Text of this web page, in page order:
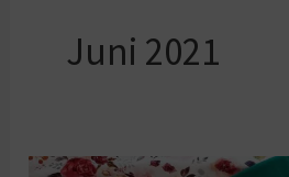
Juni 2021
Nähen